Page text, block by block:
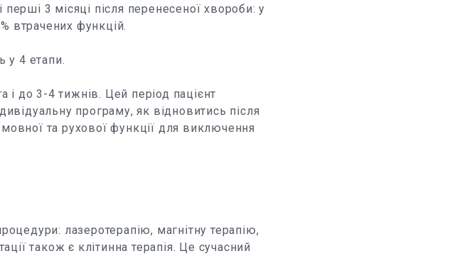
3 місяці після перенесеної хвороби: у
втрачених функцій.
у 4 етапи.
і до 3-4 тижнів. Цей період пацієнт
програму, як відновитись після
та рухової функції для виключення
лазеротерапію, магнітну терапію,
також є клітинна терапія. Це сучасний